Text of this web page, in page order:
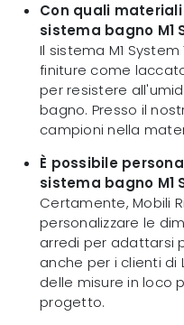
Con quali
sistema bagno M1
Il sistema M1
finiture come
per resistere
bagno. Presso il
campioni nella
È possibile
sistema bagno M1
Certamente, Mobili
personalizzare le
arredi per adattarsi
anche per i clienti di
delle misure in loco
progetto.